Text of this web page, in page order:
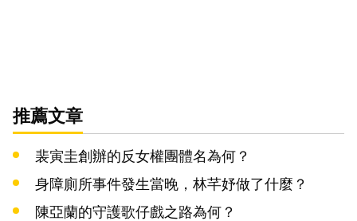
推薦文章
裴寅圭創辦的反女權團體名為何？
身障廁所事件發生當晚，林芊妤做了什麼？
陳亞蘭的守護歌仔戲之路為何？